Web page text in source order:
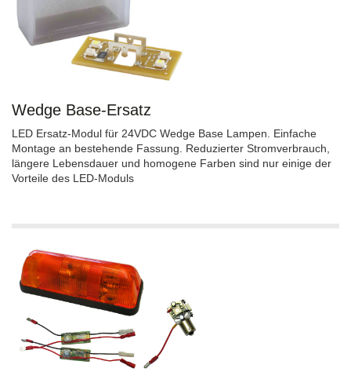
Wedge Base-Ersatz
LED Ersatz-Modul für 24VDC Wedge Base Lampen. Einfache
Montage an bestehende Fassung. Reduzierter Stromverbrauch,
längere Lebensdauer und homogene Farben sind nur einige der
Vorteile des LED-Moduls